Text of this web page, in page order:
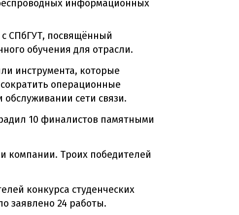
информационных
с СПбГУТ, посвящённый
обучения для отрасли.
инструмента, которые
операционные
сети связи.
10 финалистов памятными
компании. Троих победителей
конкурса студенческих
заявлено 24 работы.